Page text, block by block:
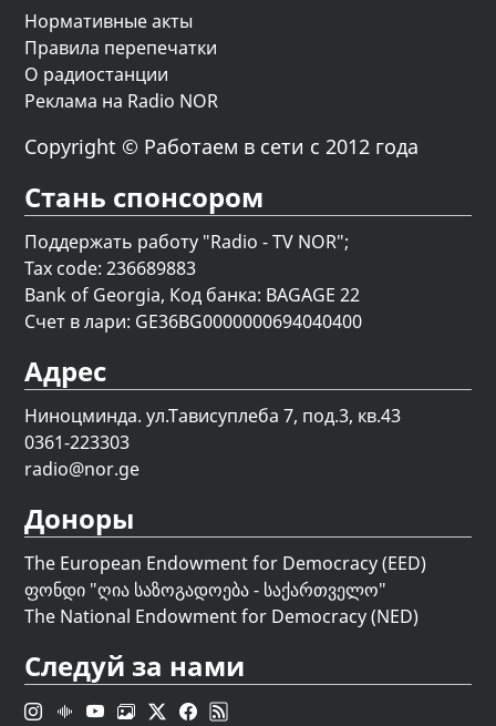
Нормативные акты
Правила перепечатки
О радиостанции
Реклама на Radio NOR
Copyright © Работаем в сети с 2012 года
Стань спонсором
Поддержать работу "Radio - TV NOR";
Tax code: 236689883
Bank of Georgia, Код банка: BAGAGE 22
Счет в лари: GE36BG0000000694040400
Адрес
Ниноцминда. ул.Тависуплеба 7, под.3, кв.43
0361-223303
radio@nor.ge
Доноры
The European Endowment for Democracy (EED)
ფონდი "ღია საზოგადოება - საქართველო"
The National Endowment for Democracy (NED)
Следуй за нами